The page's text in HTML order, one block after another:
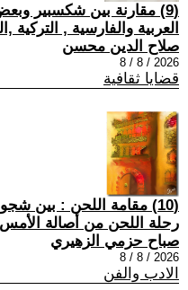
(9) مقارنة بين شكسبير
العربية والفارسية , التركية
صلاح الدين محسن
2026 / 8 / 8
قضايا ثقافية
(10) مقامة اللحن : بين
رحلة اللحن من أصالة الأمس
صباح حزمي الزهيري
2026 / 8 / 8
الادب والفن